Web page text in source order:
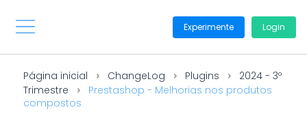
Experimente Login
Página inicial ChangeLog Plugins
2024 - 3º
Trimestre
Prestashop - Melhorias nos produtos
compostos